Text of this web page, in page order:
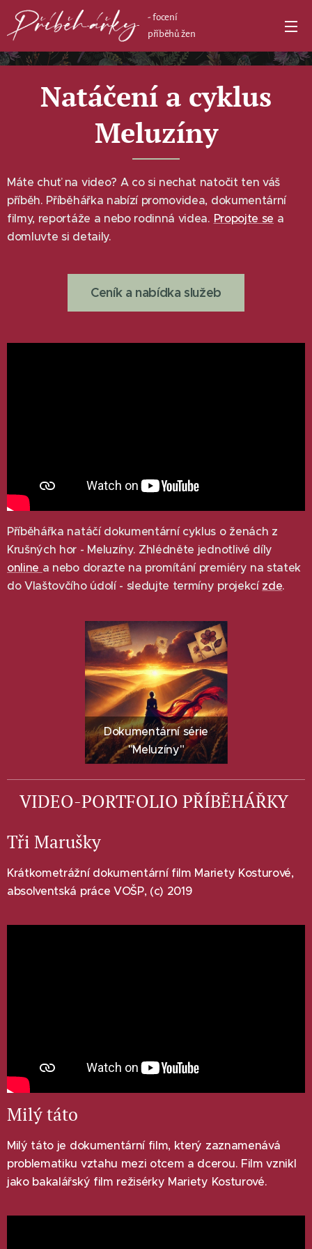
- focení
příběhů žen
Natáčení a cyklus
Meluzíny
Máte chuť na video? A co si nechat natočit ten váš
příběh. Příběhářka nabízí promovidea, dokumentární
filmy, reportáže a nebo rodinná videa. Propojte se a
domluvte si detaily.
Ceník a nabídka služeb
Příběhářka natáčí dokumentární cyklus o ženách z
Krušných hor - Meluzíny. Zhlédněte jednotlivé díly
online a nebo dorazte na promítání premiéry na statek
do Vlaštovčího údolí - sledujte termíny projekcí zde.
Dokumentární série
"Meluzíny"
VIDEO-PORTFOLIO PŘÍBĚHÁŘKY
Tři Marušky
Krátkometrážní dokumentární film Mariety Kosturové,
absolventská práce VOŠP, (c) 2019
Milý táto
Milý táto je dokumentární film, který zaznamenává
problematiku vztahu mezi otcem a dcerou. Film vznikl
jako bakalářský film režisérky Mariety Kosturové.